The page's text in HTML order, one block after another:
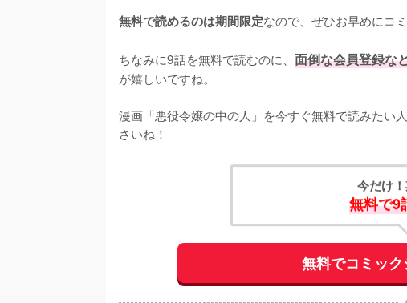
無料で読めるのは期間限定なので、ぜひお早めにコ
ちなみに9話を無料で読むのに、 面倒な会員登録な
が嬉しいですね。
漫画「悪役令嬢の中の人」を今すぐ無料で読みたい
さいね！
今だけ
無料で9
無料でコミッ